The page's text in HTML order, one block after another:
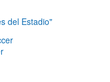
del Estadio"